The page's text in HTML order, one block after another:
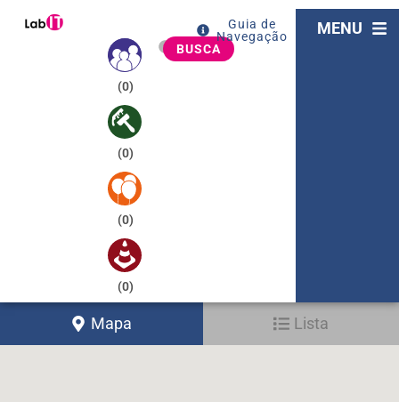
(0)
(0)
(0)
(0)
BUSCA
Guia de
Navegação
MENU
Mapa Lista